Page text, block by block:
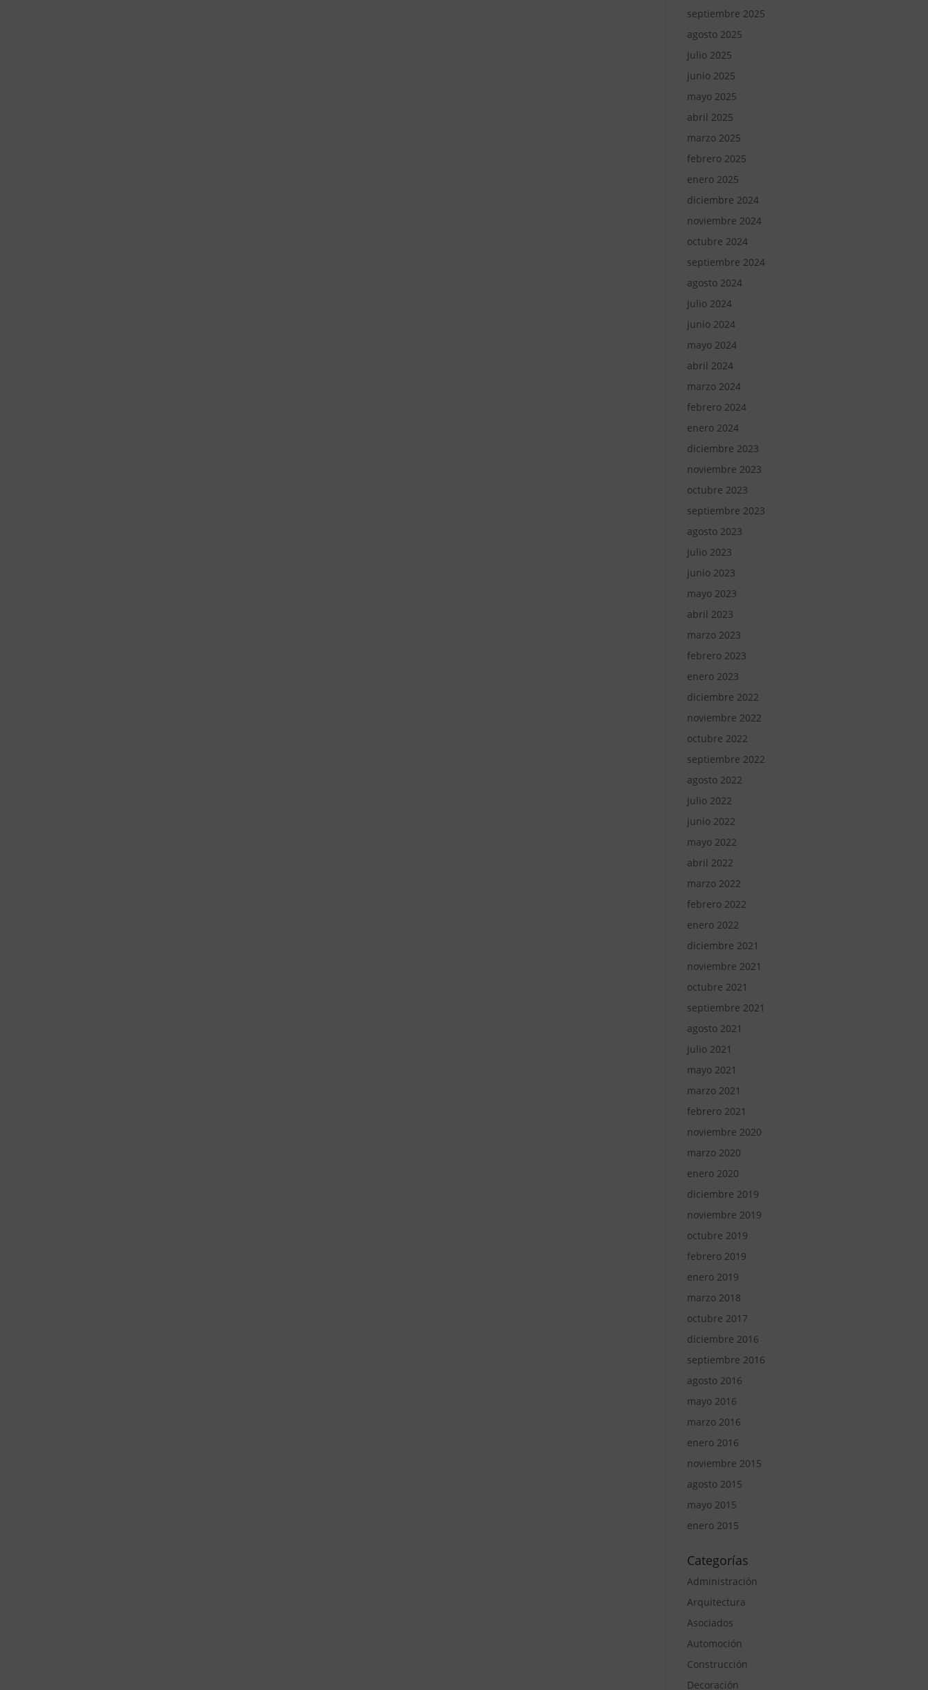
septiembre 2025
agosto 2025
julio 2025
junio 2025
mayo 2025
abril 2025
marzo 2025
febrero 2025
enero 2025
diciembre 2024
noviembre 2024
octubre 2024
septiembre 2024
agosto 2024
julio 2024
junio 2024
mayo 2024
abril 2024
marzo 2024
febrero 2024
enero 2024
diciembre 2023
noviembre 2023
octubre 2023
septiembre 2023
agosto 2023
julio 2023
junio 2023
mayo 2023
abril 2023
marzo 2023
febrero 2023
enero 2023
diciembre 2022
noviembre 2022
octubre 2022
septiembre 2022
agosto 2022
julio 2022
junio 2022
mayo 2022
abril 2022
marzo 2022
febrero 2022
enero 2022
diciembre 2021
noviembre 2021
octubre 2021
septiembre 2021
agosto 2021
julio 2021
mayo 2021
marzo 2021
febrero 2021
noviembre 2020
marzo 2020
enero 2020
diciembre 2019
noviembre 2019
octubre 2019
febrero 2019
enero 2019
marzo 2018
octubre 2017
diciembre 2016
septiembre 2016
agosto 2016
mayo 2016
marzo 2016
enero 2016
noviembre 2015
agosto 2015
mayo 2015
enero 2015
Categorías
Administración
Arquitectura
Asociados
Automoción
Construcción
Decoración